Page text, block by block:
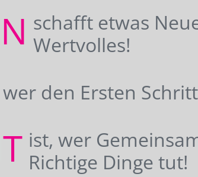
schafft etwas
Wertvolles!
wer den Ersten
ist, wer
Richtige Dinge tut!